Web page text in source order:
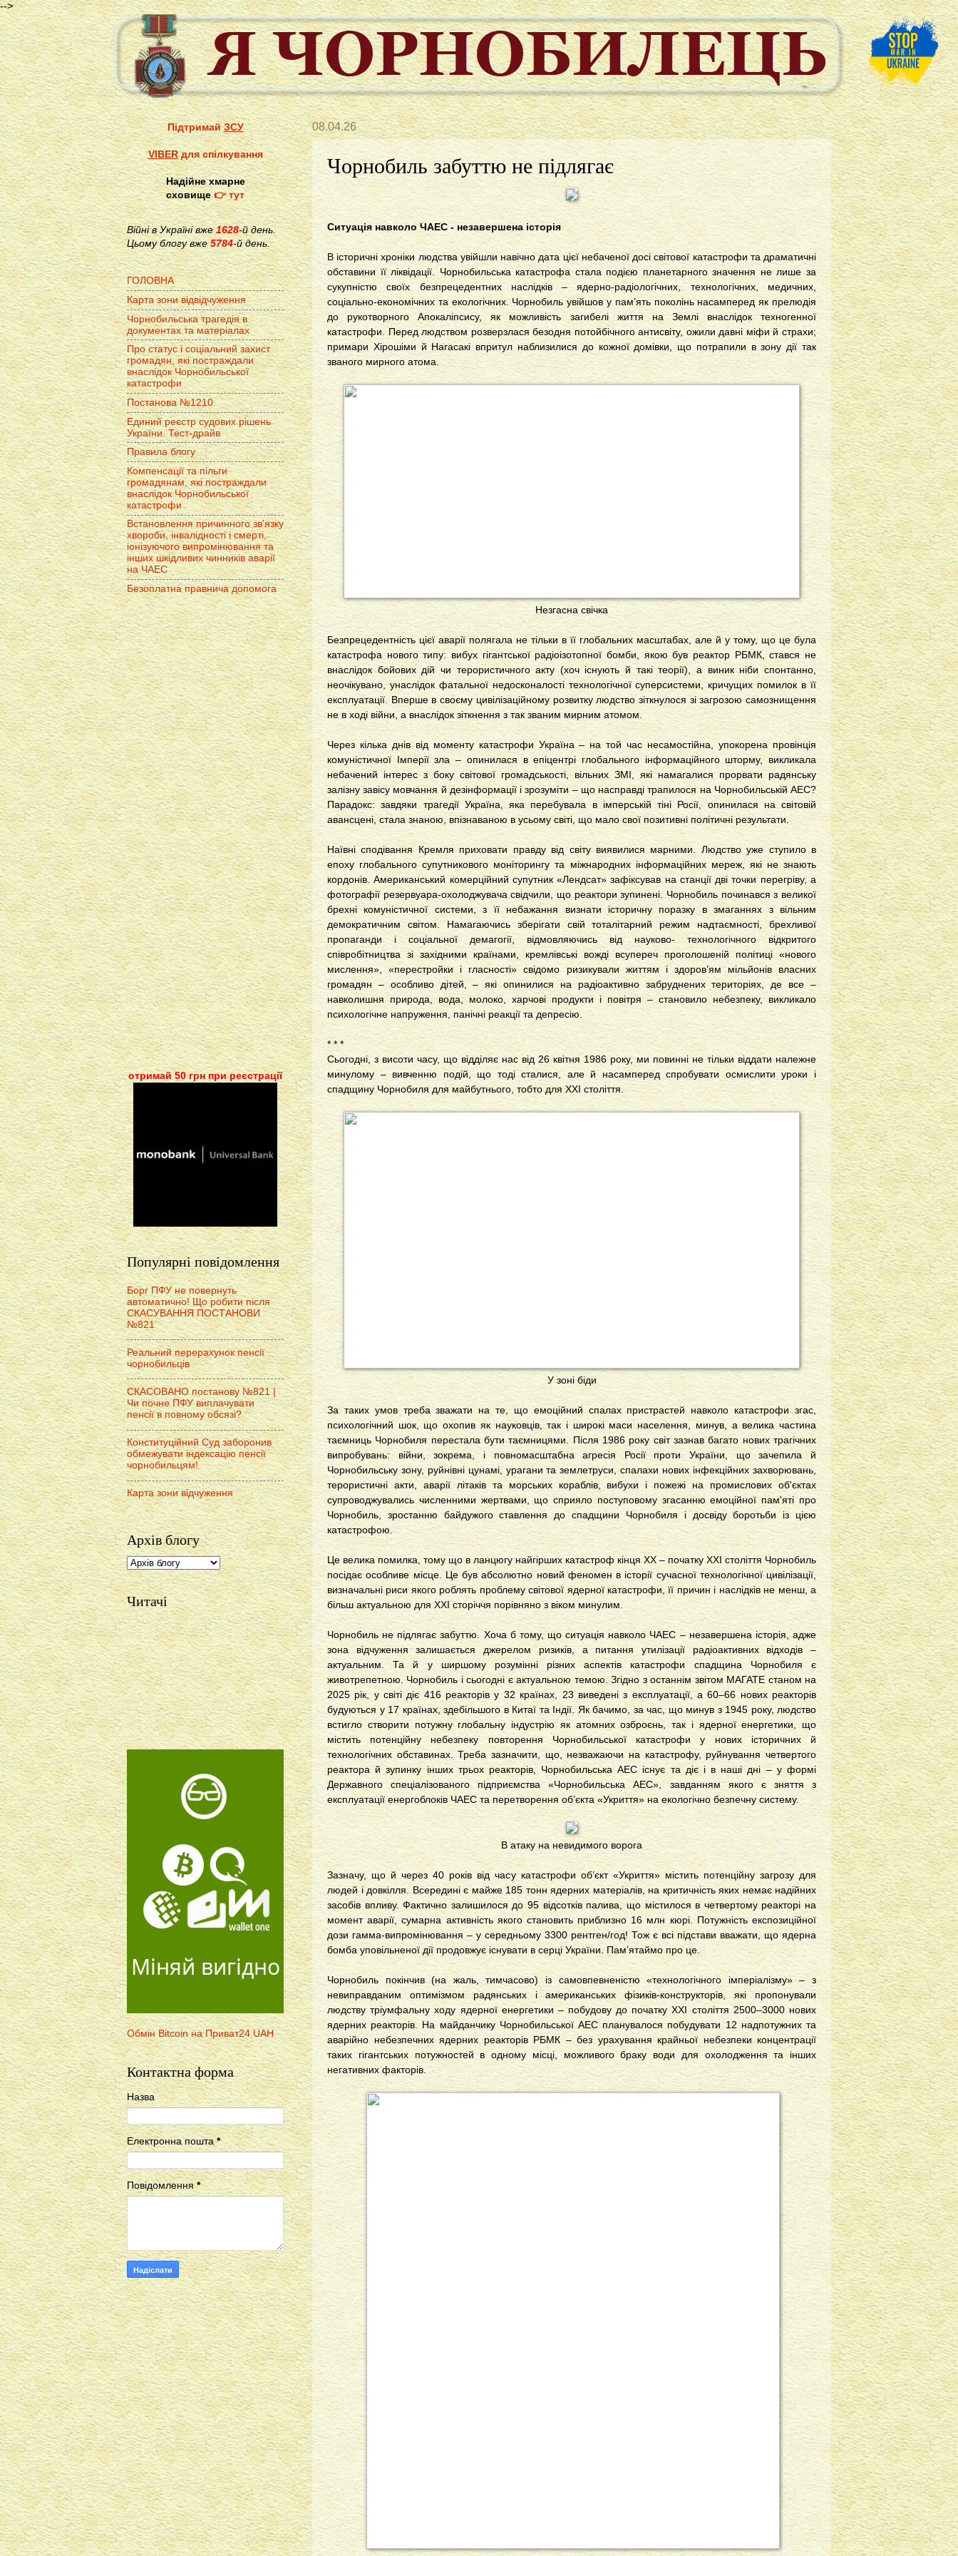
-->
08.04.26
Чорнобиль забуттю не підлягає
Ситуація навколо ЧАЕС - незавершена історія
В історичні хроніки людства увійшли навічно дата цієї небаченої досі світової катастрофи та драматичні
обставини її ліквідації. Чорнобильська катастрофа стала подією планетарного значення не лише за
сукупністю своїх безпрецедентних наслідків – ядерно-радіологічних, технологічних, медичних,
соціально-економічних та екологічних. Чорнобиль увійшов у пам’ять поколінь насамперед як прелюдія
до рукотворного Апокаліпсису, як можливість загибелі життя на Землі внаслідок техногенної
катастрофи. Перед людством розверзлася безодня потойбічного антисвіту, ожили давні міфи й страхи;
примари Хірошіми й Нагасакі впритул наблизилися до кожної домівки, що потрапили в зону дії так
званого мирного атома.
Незгасна свічка
Безпрецедентність цієї аварії полягала не тільки в її глобальних масштабах, але й у тому, що це була
катастрофа нового типу: вибух гігантської радіоізотопної бомби, якою був реактор РБМК, стався не
внаслідок бойових дій чи терористичного акту (хоч існують й такі теорії), а виник ніби спонтанно,
неочікувано, унаслідок фатальної недосконалості технологічної суперсистеми, кричущих помилок в її
експлуатації. Вперше в своєму цивілізаційному розвитку людство зіткнулося зі загрозою самознищення
не в ході війни, а внаслідок зіткнення з так званим мирним атомом.
Через кілька днів від моменту катастрофи Україна – на той час несамостійна, упокорена провінція
комуністичної Імперії зла – опинилася в епіцентрі глобального інформаційного шторму, викликала
небачений інтерес з боку світової громадськості, вільних ЗМІ, які намагалися прорвати радянську
залізну завісу мовчання й дезінформації і зрозуміти – що насправді трапилося на Чорнобильській АЕС?
Парадокс: завдяки трагедії Україна, яка перебувала в імперській тіні Росії, опинилася на світовій
авансцені, стала знаною, впізнаваною в усьому світі, що мало свої позитивні політичні результати.
Наївні сподівання Кремля приховати правду від світу виявилися марними. Людство уже ступило в
епоху глобального супутникового моніторингу та міжнародних інформаційних мереж, які не знають
кордонів. Американський комерційний супутник «Лендсат» зафіксував на станції дві точки перегріву, а
фотографії резервуара-охолоджувача свідчили, що реактори зупинені. Чорнобиль починався з великої
брехні комуністичної системи, з її небажання визнати історичну поразку в змаганнях з вільним
демократичним світом. Намагаючись зберігати свій тоталітарний режим надтаємності, брехливої
пропаганди і соціальної демагогії, відмовляючись від науково- технологічного відкритого
співробітництва зі західними країнами, кремлівські вожді всупереч проголошеній політиці «нового
мислення», «перестройки і гласності» свідомо ризикували життям і здоров’ям мільйонів власних
громадян – особливо дітей, – які опинилися на радіоактивно забруднених територіях, де все –
навколишня природа, вода, молоко, харчові продукти і повітря – становило небезпеку, викликало
психологічне напруження, панічні реакції та депресію.
* * *
Сьогодні, з висоти часу, що відділяє нас від 26 квітня 1986 року, ми повинні не тільки віддати належне
минулому – вивченню подій, що тоді сталися, але й насамперед спробувати осмислити уроки і
спадщину Чорнобиля для майбутнього, тобто для ХХІ століття.
У зоні біди
За таких умов треба зважати на те, що емоційний спалах пристрастей навколо катастрофи згас,
психологічний шок, що охопив як науковців, так і широкі маси населення, минув, а велика частина
таємниць Чорнобиля перестала бути таємницями. Після 1986 року світ зазнав багато нових трагічних
випробувань: війни, зокрема, і повномасштабна агресія Росії проти України, що зачепила й
Чорнобильську зону, руйнівні цунамі, урагани та землетруси, спалахи нових інфекційних захворювань,
терористичні акти, аварії літаків та морських кораблів, вибухи і пожежі на промислових об'єктах
супроводжувались численними жертвами, що сприяло поступовому згасанню емоційної пам'яті про
Чорнобиль, зростанню байдужого ставлення до спадщини Чорнобиля і досвіду боротьби із цією
катастрофою.
Це велика помилка, тому що в ланцюгу найгірших катастроф кінця ХХ – початку ХХІ століття Чорнобиль
посідає особливе місце. Це був абсолютно новий феномен в історії сучасної технологічної цивілізації,
визначальні риси якого роблять проблему світової ядерної катастрофи, її причин і наслідків не менш, а
більш актуальною для ХХІ сторіччя порівняно з віком минулим.
Чорнобиль не підлягає забуттю. Хоча б тому, що ситуація навколо ЧАЕС – незавершена історія, адже
зона відчуження залишається джерелом ризиків, а питання утилізації радіоактивних відходів –
актуальним. Та й у ширшому розумінні різних аспектів катастрофи спадщина Чорнобиля є
животрепетною. Чорнобиль і сьогодні є актуальною темою. Згідно з останнім звітом МАГАТЕ станом на
2025 рік, у світі діє 416 реакторів у 32 країнах, 23 виведені з експлуатації, а 60–66 нових реакторів
будуються у 17 країнах, здебільшого в Китаї та Індії. Як бачимо, за час, що минув з 1945 року, людство
встигло створити потужну глобальну індустрію як атомних озброєнь, так і ядерної енергетики, що
містить потенційну небезпеку повторення Чорнобильської катастрофи у нових історичних й
технологічних обставинах. Треба зазначити, що, незважаючи на катастрофу, руйнування четвертого
реактора й зупинку інших трьох реакторів, Чорнобильська АЕС існує та діє і в наші дні – у формі
Державного спеціалізованого підприємства «Чорнобильська АЕС», завданням якого є зняття з
експлуатації енергоблоків ЧАЕС та перетворення об’єкта «Укриття» на екологічно безпечну систему.
В атаку на невидимого ворога
Зазначу, що й через 40 років від часу катастрофи об’єкт «Укриття» містить потенційну загрозу для
людей і довкілля. Всередині є майже 185 тонн ядерних матеріалів, на критичність яких немає надійних
засобів впливу. Фактично залишилося до 95 відсотків палива, що містилося в четвертому реакторі на
момент аварії, сумарна активність якого становить приблизно 16 млн кюрі. Потужність експозиційної
дози гамма-випромінювання – у середньому 3300 рентген/год! Тож є всі підстави вважати, що ядерна
бомба уповільненої дії продовжує існувати в серці України. Пам’ятаймо про це.
Чорнобиль покінчив (на жаль, тимчасово) із самовпевненістю «технологічного імперіалізму» – з
невиправданим оптимізмом радянських і американських фізиків-конструкторів, які пропонували
людству тріумфальну ходу ядерної енергетики – побудову до початку ХХІ століття 2500–3000 нових
ядерних реакторів. На майданчику Чорнобильської АЕС планувалося побудувати 12 надпотужних та
аварійно небезпечних ядерних реакторів РБМК – без урахування крайньої небезпеки концентрації
таких гігантських потужностей в одному місці, можливого браку води для охолодження та інших
негативних факторів.
ПідтримайЗСУ
VIBERдля спілкування
Надійне хмарне
сховище👉 тут
Війні в Україні вже1628-й день.
Цьому блогу вже 5784-й день.
ГОЛОВНА
Карта зони відвідчуження
Чорнобильська трагедія в
документах та матеріалах
Про статус і соціальний захист
громадян, які постраждали
внаслідок Чорнобильської
катастрофи
Постанова №1210
Единий реєстр судових рішень
України. Тест-драйв
Правила блогу
Компенсації та пільги
громадянам, які постраждали
внаслідок Чорнобильської
катастрофи
Встановлення причинного зв'язку
хвороби, інвалідності і смерті,
іонізуючого випромінювання та
інших шкідливих чинників аварії
на ЧАЕС
Безоплатна правнича допомога
отримай 50 грн при реєстрації
Популярні повідомлення
Борг ПФУ не повернуть
автоматично! Що робити після
СКАСУВАННЯ ПОСТАНОВИ
№821
Реальний перерахунок пенсії
чорнобильців
СКАСОВАНО постанову №821 |
Чи почне ПФУ виплачувати
пенсії в повному обсязі?
Конституційний Суд заборонив
обмежувати індексацію пенсії
чорнобильцям!
Карта зони відчуження
Архів блогу
Читачі
Міняй вигідно
Обмін Bitcoin на Приват24 UAH
Контактна форма
Назва
Електронна пошта*
Повідомлення *